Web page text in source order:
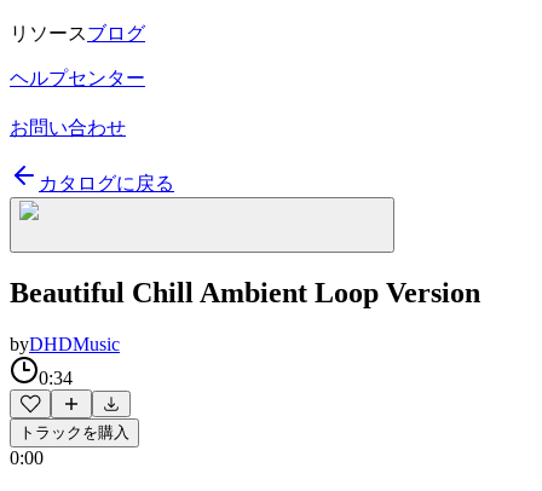
リソースブログ
ヘルプセンター
お問い合わせ
カタログに戻る
Beautiful Chill Ambient Loop Version
byDHDMusic
0:34
トラックを購入
0:00